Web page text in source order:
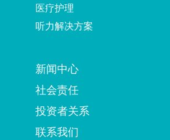
医疗护理
听力解决方案
新闻中心
社会责任
投资者关系
联系我们